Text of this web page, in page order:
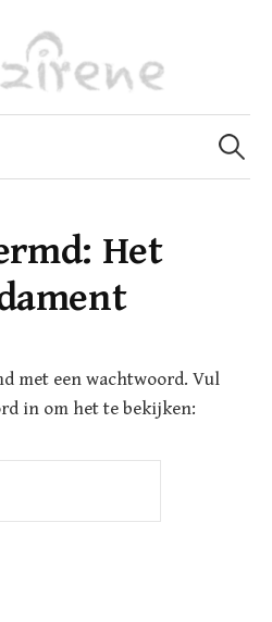
Zoeken
naar:
Het
met een wachtwoord. Vul
in om het te bekijken: